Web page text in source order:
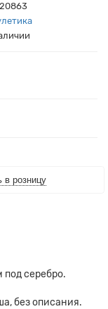
в розницу
серебро.
без описания.